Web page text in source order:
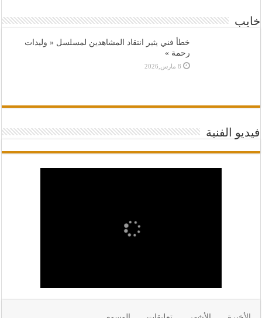
خايب
خطأ فني يثير انتقاد المشاهدين لمسلسل « وليدات
رحمة »
8 مارس,2026
فيديو الفنية